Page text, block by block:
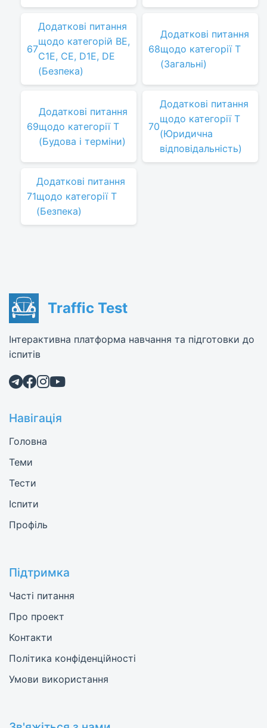
67
Додаткові питання
щодо категорій BE,
C1E, CE, D1E, DE
(Безпека)
68
Додаткові питання
щодо категорії T
(Загальні)
69
Додаткові питання
щодо категорії Т
(Будова і терміни)
70
Додаткові питання
щодо категорії Т
(Юридична
відповідальність)
71
Додаткові питання
щодо категорії Т
(Безпека)
Traffic Test
Інтерактивна платформа навчання та підготовки до
іспитів
Навігація
Головна
Теми
Тести
Іспити
Профіль
Підтримка
Часті питання
Про проект
Контакти
Політика конфіденційності
Умови використання